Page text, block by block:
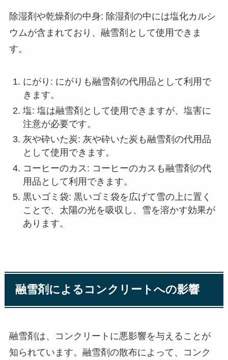
除湿剤や乾燥剤の中身: 除湿剤の中には塩化カルシ
ウムが含まれており、融雪剤として使用できま
す。
にがり: にがりも融雪剤の代用品として利用で
きます。
塩: 塩は融雪剤として使用できますが、塩害に
注意が必要です。
灰や砕いた炭: 灰や砕いた炭も融雪剤の代用品
として使用できます。
コーヒーのカス: コーヒーのカスも融雪剤の代
用品として利用できます。
黒いゴミ袋: 黒いゴミ袋を広げて雪の上に置く
ことで、太陽の光を吸収し、雪を溶かす効果が
あります。
融雪剤によるコンクリートへの影響
融雪剤は、コンクリートに悪影響を与えることが
知られています。融雪剤の散布によって、コンク